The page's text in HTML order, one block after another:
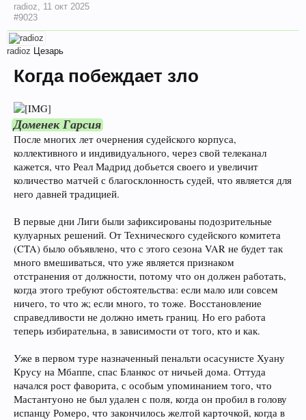
radioz
11 окт 2025
#9023
radioz Цезарь
Когда побеждает зло
Доменек Гарсия
После многих лет очернения судейского корпуса,
коллективного и индивидуального, через свой телеканал
кажется, что Реал Мадрид добьется своего и увеличит
количество матчей с благосклонность судей, что является для
него давней традицией.
В первые дни Лиги были зафиксированы подозрительные
кулуарных решений. От Технического судейского комитета
(CTA) было объявлено, что с этого сезона VAR не будет так
много вмешиваться, что уже является признаком
отстранения от должности, потому что он должен работать,
когда этого требуют обстоятельства: если мало или совсем
ничего, то что ж; если много, то тоже. Восстановление
справедливости не должно иметь границ. Но его работа
теперь избирательна, в зависимости от того, кто и как.
Уже в первом туре назначенный пенальти осасунисте Хуану
Крусу на Мбаппе, спас Бланкос от ничьей дома. Оттуда
начался рост фаворита, с особым упоминанием того, что
Мастантуоно не был удален с поля, когда он пробил в голову
испанцу Ромеро, что закончилось желтой карточкой, когда в